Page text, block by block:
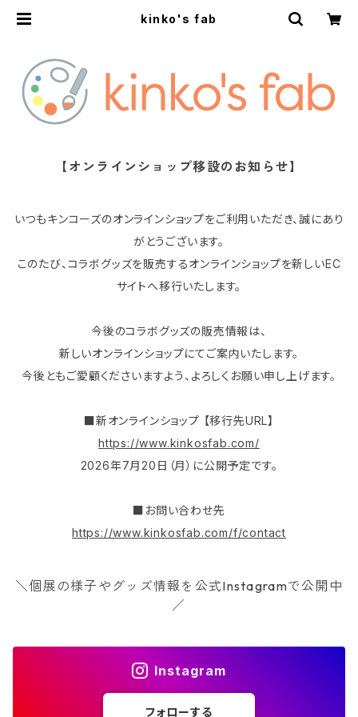
kinko's fab
【オンラインショップ移設のお知らせ】
いつもキンコーズのオンラインショップをご利用いただき、誠にあり
がとうございます。
このたび、コラボグッズを販売するオンラインショップを新しいEC
サイトへ移行いたします。
今後のコラボグッズの販売情報は、
新しいオンラインショップにてご案内いたします。
今後ともご愛顧くださいますよう、よろしくお願い申し上げます。
■新オンラインショップ 【移行先URL】
https://www.kinkosfab.com/
2026年7月20日（月）に公開予定です。
■お問い合わせ先
https://www.kinkosfab.com/f/contact
＼個展の様子やグッズ情報を公式Instagramで公開中
／
Instagram
フォローする